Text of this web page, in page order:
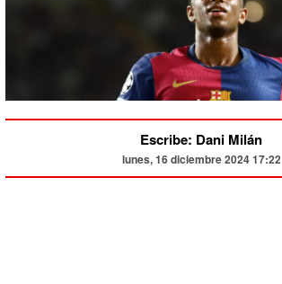
Escribe: Dani Milán
lunes, 16 diciembre 2024 17:22